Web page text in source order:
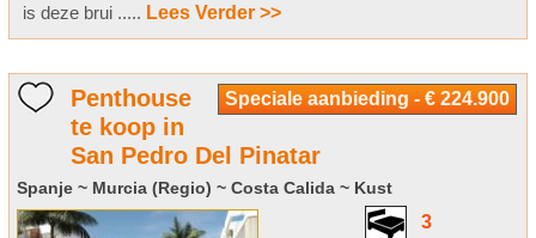
is deze brui ..... Lees Verder >>
Speciale aanbieding - € 224.900
Penthouse
te koop in
San Pedro Del Pinatar
Spanje ~ Murcia (Regio) ~ Costa Calida ~ Kust
3